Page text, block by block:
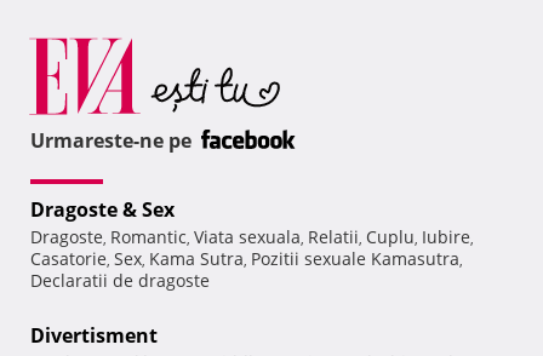
Urmareste-ne pe
Dragoste & Sex
Dragoste, Romantic, Viata sexuala, Relatii, Cuplu, Iubire,
Casatorie, Sex, Kama Sutra, Pozitii sexuale Kamasutra,
Declaratii de dragoste
Divertisment